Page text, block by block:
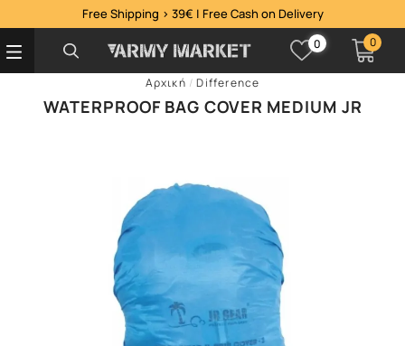
Free Shipping > 39€ | Free Cash on Delivery
0 0
Αρχική /Difference
WATERPROOF BAG COVER MEDIUM JR